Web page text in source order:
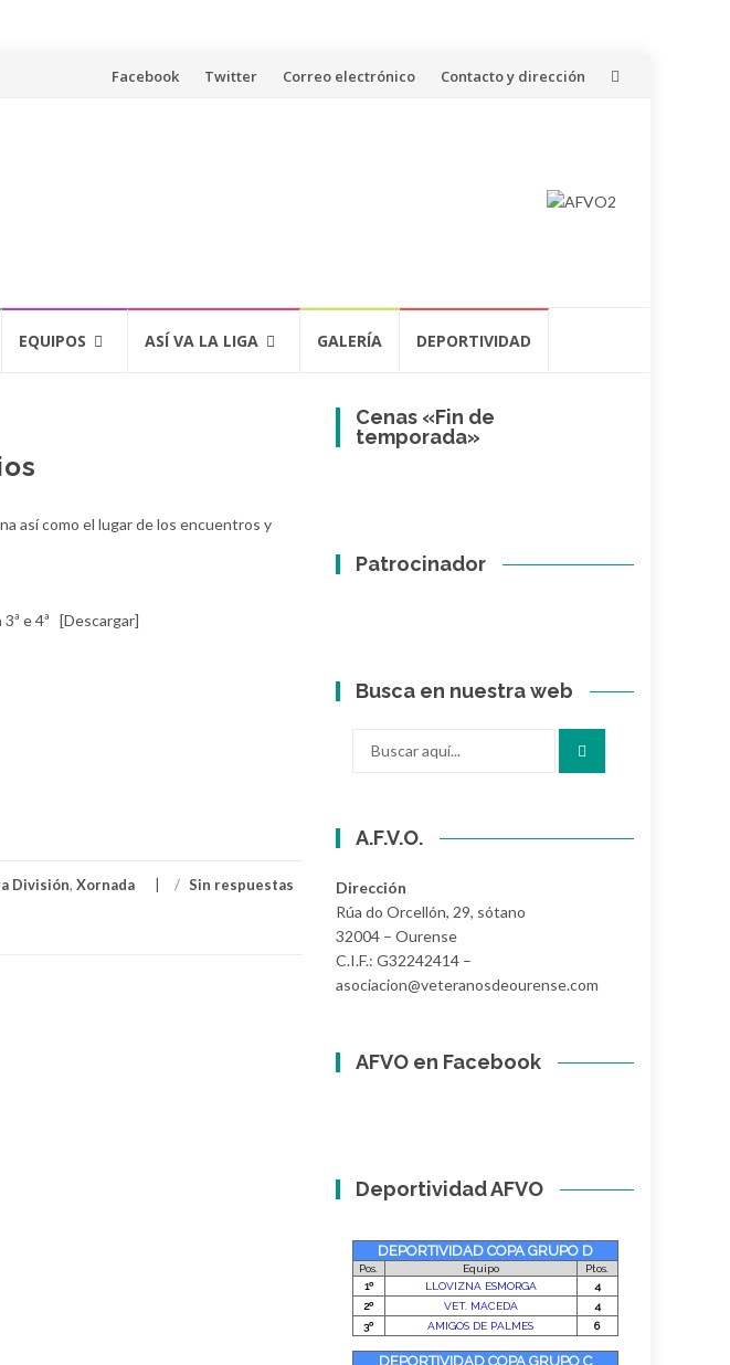
Saltar
Facebook Twitter Correo electrónico Contacto y dirección
EQUIPOS ASÍ VA LA LIGA GALERÍA DEPORTIVIDAD
así como el lugar de los encuentros y
e 4ª [Descargar]
División, Xornada / Sin respuestas
Cenas «Fin de
temporada»
Patrocinador
Busca en nuestra web
A.F.V.O.
Dirección
Rúa do Orcellón, 29, sótano
32004 – Ourense
C.I.F.: G32242414 –
asociacion@veteranosdeourense.com
AFVO en Facebook
Deportividad AFVO